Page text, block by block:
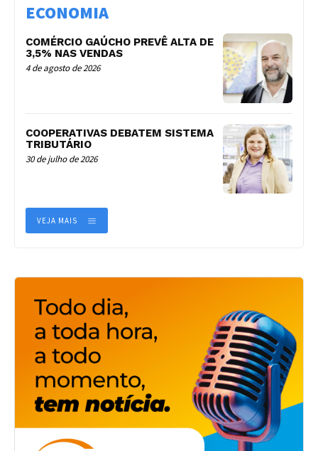
ECONOMIA
COMÉRCIO GAÚCHO PREVÊ ALTA DE
3,5% NAS VENDAS
4 de agosto de 2026
COOPERATIVAS DEBATEM SISTEMA
TRIBUTÁRIO
30 de julho de 2026
VEJA MAIS